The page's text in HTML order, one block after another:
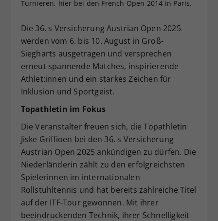
Turnieren, hier bei den French Open 2014 in Paris.
Die 36. s Versicherung Austrian Open 2025
werden vom 6. bis 10. August in Groß-
Siegharts ausgetragen und versprechen
erneut spannende Matches, inspirierende
Athlet:innen und ein starkes Zeichen für
Inklusion und Sportgeist.
Topathletin im Fokus
Die Veranstalter freuen sich, die Topathletin
Jiske Griffioen bei den 36. s Versicherung
Austrian Open 2025 ankündigen zu dürfen. Die
Niederländerin zählt zu den erfolgreichsten
Spielerinnen im internationalen
Rollstuhltennis und hat bereits zahlreiche Titel
auf der ITF-Tour gewonnen. Mit ihrer
beeindruckenden Technik, ihrer Schnelligkeit
Zweck
zufällig generierte ID, für die
historische Speicherung Ihrer
vorgenommen Einstellungen, falls der
Webseiten-Betreiber dies eingestellt
hat.